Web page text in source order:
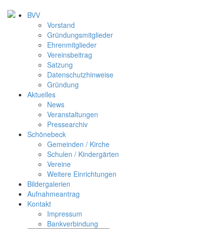
BVV
Vorstand
Gründungsmitglieder
Ehrenmitglieder
Vereinsbeitrag
Satzung
Datenschutzhinweise
Gründung
Aktuelles
News
Veranstaltungen
Pressearchiv
Schönebeck
Gemeinden / Kirche
Schulen / Kindergärten
Vereine
Weitere Einrichtungen
Bildergalerien
Aufnahmeantrag
Kontakt
Impressum
Bankverbindung